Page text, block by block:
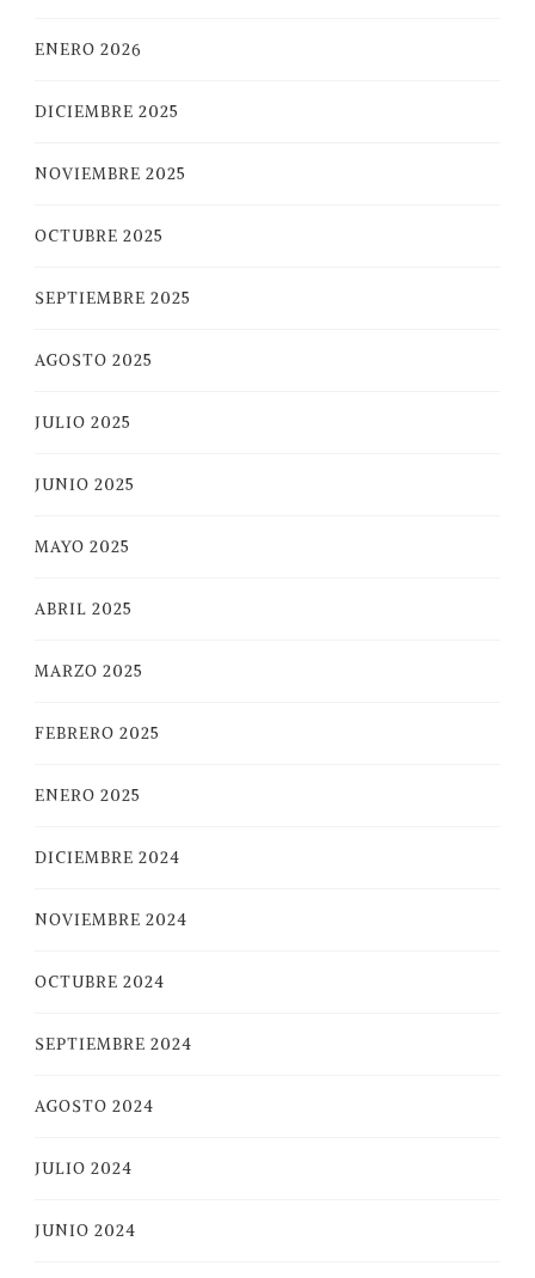
ENERO 2026
DICIEMBRE 2025
NOVIEMBRE 2025
OCTUBRE 2025
SEPTIEMBRE 2025
AGOSTO 2025
JULIO 2025
JUNIO 2025
MAYO 2025
ABRIL 2025
MARZO 2025
FEBRERO 2025
ENERO 2025
DICIEMBRE 2024
NOVIEMBRE 2024
OCTUBRE 2024
SEPTIEMBRE 2024
AGOSTO 2024
JULIO 2024
JUNIO 2024